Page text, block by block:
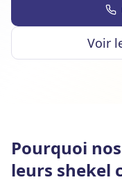
Voir
Pourquoi
leurs shekel